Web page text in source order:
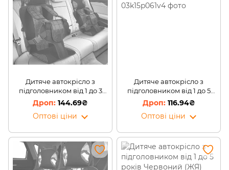
Дитяче автокрісло з
підголовником від 1 до 3
років Червоний
144.69₴
Оптові ціни
Дитяче автокрісло з
підголовником від 1 до 5
років Біло-чорний (ЖЯ)
116.94₴
Оптові ціни